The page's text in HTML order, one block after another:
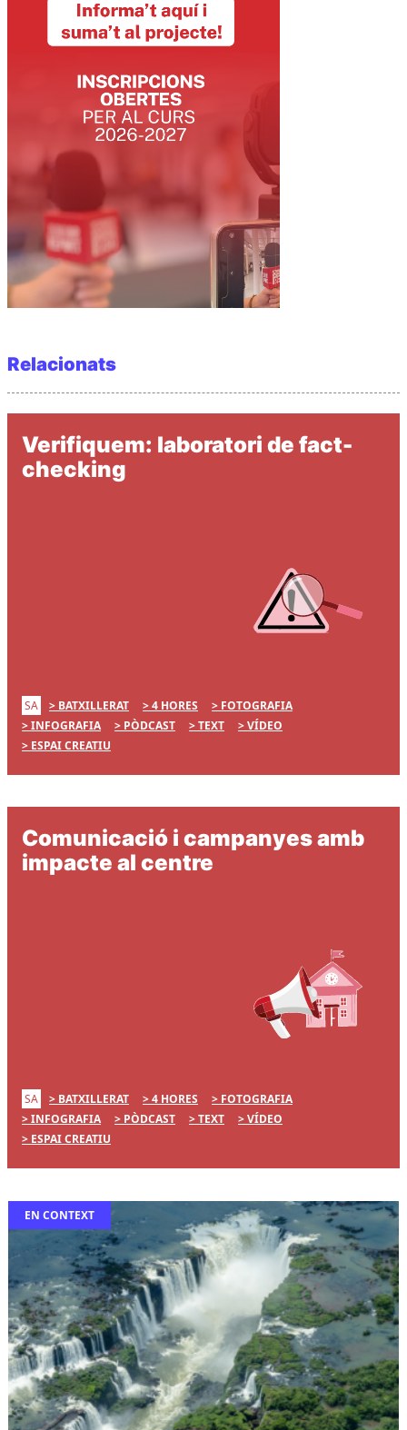
Relacionats
Verifiquem: laboratori de fact-
checking
SA BATXILLERAT 4 HORES
FOTOGRAFIA
INFOGRAFIA
PÒDCAST TEXT
VÍDEO
ESPAI CREATIU
Comunicació i campanyes amb
impacte al centre
SA BATXILLERAT 4 HORES
FOTOGRAFIA
INFOGRAFIA
PÒDCAST TEXT
VÍDEO
ESPAI CREATIU
EN CONTEXT